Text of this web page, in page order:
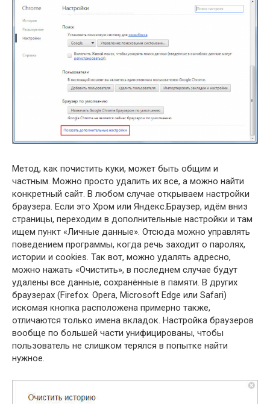
Метод, как почистить куки, может быть общим и
частным. Можно просто удалить их все, а можно найти
конкретный сайт. В любом случае открываем настройки
браузера. Если это Хром или Яндекс.Браузер, идём вниз
страницы, переходим в дополнительные настройки и там
ищем пункт «Личные данные». Отсюда можно управлять
поведением программы, когда речь заходит о паролях,
истории и cookies. Так вот, можно удалять адресно,
можно нажать «Очистить», в последнем случае будут
удалены все данные, сохранённые в памяти. В других
браузерах (Firefox. Opera, Microsoft Edge или Safari)
искомая кнопка расположена примерно также,
отличаются только имена вкладок. Настройка браузеров
вообще по большей части унифицированы, чтобы
пользователь не слишком терялся в попытке найти
нужное.